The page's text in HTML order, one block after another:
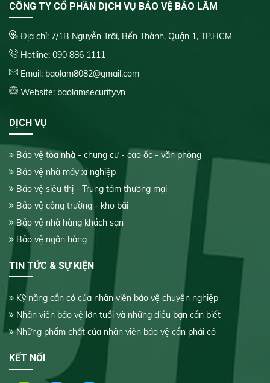
CÔNG TY CỔ PHẦN DỊCH VỤ BẢO VỆ BẢO LÂM
Địa chỉ: 7/1B Nguyễn Trãi, Bến Thành, Quận 1, TP.HCM
Hotline: 090 886 1111
Email: baolam8082@gmail.com
Website: baolamsecurity.vn
DỊCH VỤ
Bảo vệ tòa nhà - chung cư - cao ốc - văn phòng
Bảo vệ nhà máy xí nghiệp
Bảo vệ siêu thị - Trung tâm thương mại
Bảo vệ công trường - kho bãi
Bảo vệ nhà hàng khách sạn
Bảo vệ ngân hàng
TIN TỨC & SỰ KIỆN
Kỹ năng cần có của nhân viên bảo vệ chuyên nghiệp
Nhân viên bảo vệ lớn tuổi và những điều bạn cần biết
Những phẩm chất của nhân viên bảo vệ cần phải có
KẾT NỐI